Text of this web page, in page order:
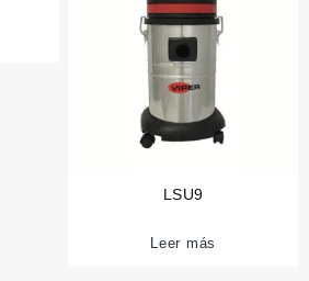
LSU9
Leer más